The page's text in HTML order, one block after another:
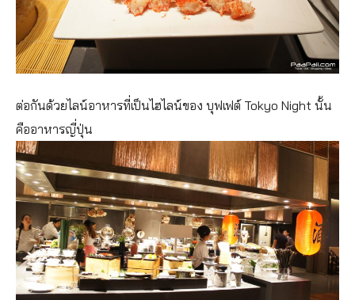
ต่อกันด้วยไลน์อาหารที่เป็นไฮไลน์ของ บุฟเฟต์ Tokyo Night นั้น
คืออาหารญี่ปุ่น